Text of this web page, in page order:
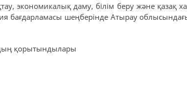
экономикалық даму, білім беру және қазақ
бағдарламасы шеңберінде Атырау
қорытындылары